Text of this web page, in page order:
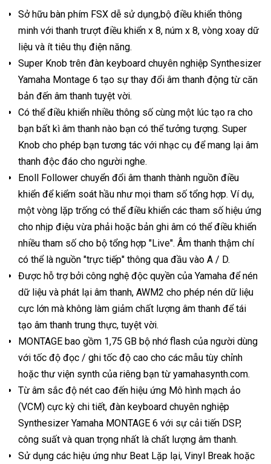
Sở hữu bàn phím FSX dễ sử dụng,bộ điều khiển thông
minh với thanh trượt điều khiển x 8, núm x 8, vòng xoay dữ
liệu và ít tiêu thụ điện năng.
Super Knob trên đàn keyboard chuyên nghiệp Synthesizer
Yamaha Montage 6 tạo sự thay đổi âm thanh động từ căn
bản đến âm thanh tuyệt vời.
Có thể điều khiển nhiều thông số cùng một lúc tạo ra cho
bạn bất kì âm thanh nào bạn có thể tưởng tượng. Super
Knob cho phép bạn tương tác với nhạc cụ để mang lại âm
thanh độc đáo cho người nghe.
Enoll Follower chuyển đổi âm thanh thành nguồn điều
khiển để kiểm soát hầu như mọi tham số tổng hợp. Ví dụ,
một vòng lặp trống có thể điều khiển các tham số hiệu ứng
cho nhịp điệu vừa phải hoặc bản ghi âm có thể điều khiển
nhiều tham số cho bộ tổng hợp "Live". Âm thanh thậm chí
có thể là nguồn "trực tiếp" thông qua đầu vào A / D.
Được hỗ trợ bởi công nghệ độc quyền của Yamaha để nén
dữ liệu và phát lại âm thanh, AWM2 cho phép nén dữ liệu
cực lớn mà không làm giảm chất lượng âm thanh để tái
tạo âm thanh trung thực, tuyệt vời.
MONTAGE bao gồm 1,75 GB bộ nhớ flash của người dùng
với tốc độ đọc / ghi tốc độ cao cho các mẫu tùy chỉnh
hoặc thư viện synth của riêng bạn từ yamahasynth.com.
Từ âm sắc độ nét cao đến hiệu ứng Mô hình mạch ảo
(VCM) cực kỳ chi tiết, đàn keyboard chuyên nghiệp
Synthesizer Yamaha MONTAGE 6 với sự cải tiến DSP,
công suất và quan trọng nhất là chất lượng âm thanh.
Sử dụng các hiệu ứng như Beat Lặp lại, Vinyl Break hoặc